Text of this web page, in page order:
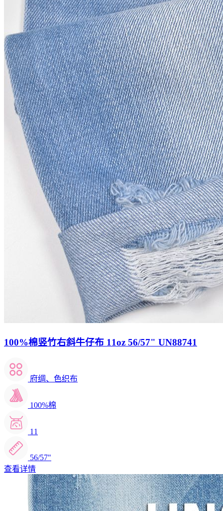
100%棉竖竹右斜牛仔布 11oz 56/57" UN88741
府绸、色织布
100%棉
11
56/57"
查看详情